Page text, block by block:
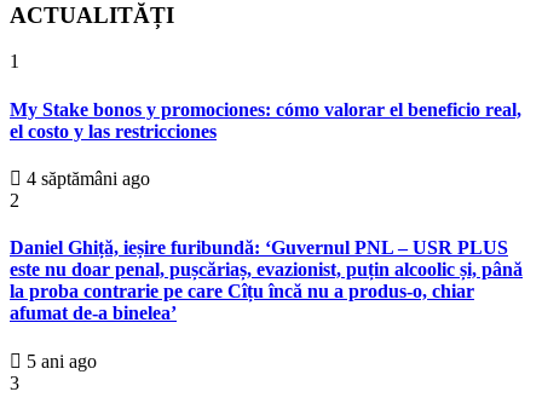
ACTUALITĂȚI
1
My Stake bonos y promociones: cómo valorar el beneficio real,
el costo y las restricciones
4 săptămâni ago
2
Daniel Ghiță, ieșire furibundă: ‘Guvernul PNL – USR PLUS
este nu doar penal, pușcăriaș, evazionist, puțin alcoolic și, până
la proba contrarie pe care Cîțu încă nu a produs-o, chiar
afumat de-a binelea’
5 ani ago
3